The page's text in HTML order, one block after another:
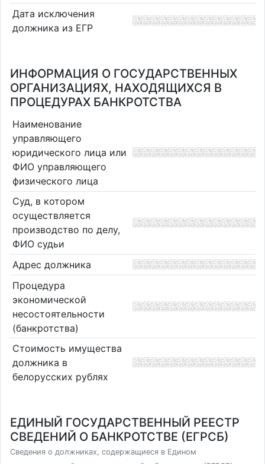
Дата исключения
должника из ЕГР
ИНФОРМАЦИЯ О ГОСУДАРСТВЕННЫХ
ОРГАНИЗАЦИЯХ, НАХОДЯЩИХСЯ В
ПРОЦЕДУРАХ БАНКРОТСТВА
Наименование
управляющего
юридического лица или
ФИО управляющего
физического лица
Суд, в котором
осуществляется
производство по делу,
ФИО судьи
Адрес должника
Процедура
экономической
несостоятельности
(банкротства)
Стоимость имущества
должника в
белорусских рублях
ЕДИНЫЙ ГОСУДАРСТВЕННЫЙ РЕЕСТР
СВЕДЕНИЙ О БАНКРОТСТВЕ (ЕГРСБ)
Сведения о должниках, содержащиеся в Едином